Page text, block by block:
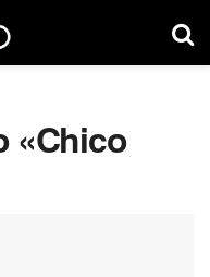
«Chico